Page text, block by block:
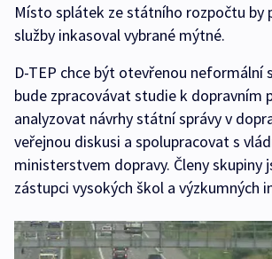
Místo splátek ze státního rozpočtu by
služby inkasoval vybrané mýtné.
D-TEP chce být otevřenou neformální
bude zpracovávat studie k dopravním
analyzovat návrhy státní správy v
veřejnou diskusi a spolupracovat s
ministerstvem dopravy. Členy skupiny
zástupci vysokých škol a výzkumných